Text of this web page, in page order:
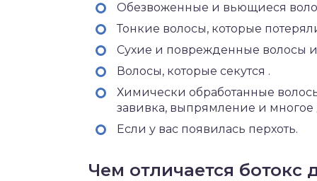
Обезвоженные и вьющиеся
Тонкие волосы, которые
Сухие и поврежденные волосы
Волосы, которые секутся .
Химически обработанные
завивка, выпрямление и многое
Если у вас появилась перхоть.
Чем отличается ботокс